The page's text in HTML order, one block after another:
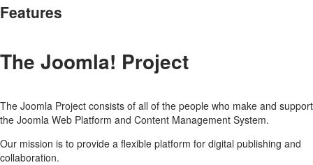
Features
The Joomla! Project
The Joomla Project consists of all of the people who make and support
the Joomla Web Platform and Content Management System.
Our mission is to provide a flexible platform for digital publishing and
collaboration.